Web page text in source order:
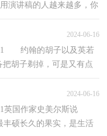
演讲稿的人越来越多，你
2024-06-16
1 约翰的胡子以及英若
胡子剃掉，可是又有点
2024-06-16
英国作家史美尔斯说
丰硕长久的果实，是生活